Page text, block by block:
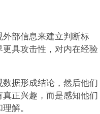
部信息来建立判断标
具攻击性，对内在经验
据形成结论，然后他们
正兴趣，而是感知他们
解。